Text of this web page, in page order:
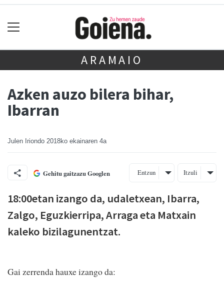
ARAMAIO
Azken auzo bilera bihar,
Ibarran
Julen Iriondo 2018ko ekainaren 4a
Gehitu gaitzazu Googlen Entzun Itzuli
18:00etan izango da, udaletxean, Ibarra,
Zalgo, Eguzkierripa,Arraga eta Matxain
kaleko bizilagunentzat.
Gai zerrenda hauxe izango da: